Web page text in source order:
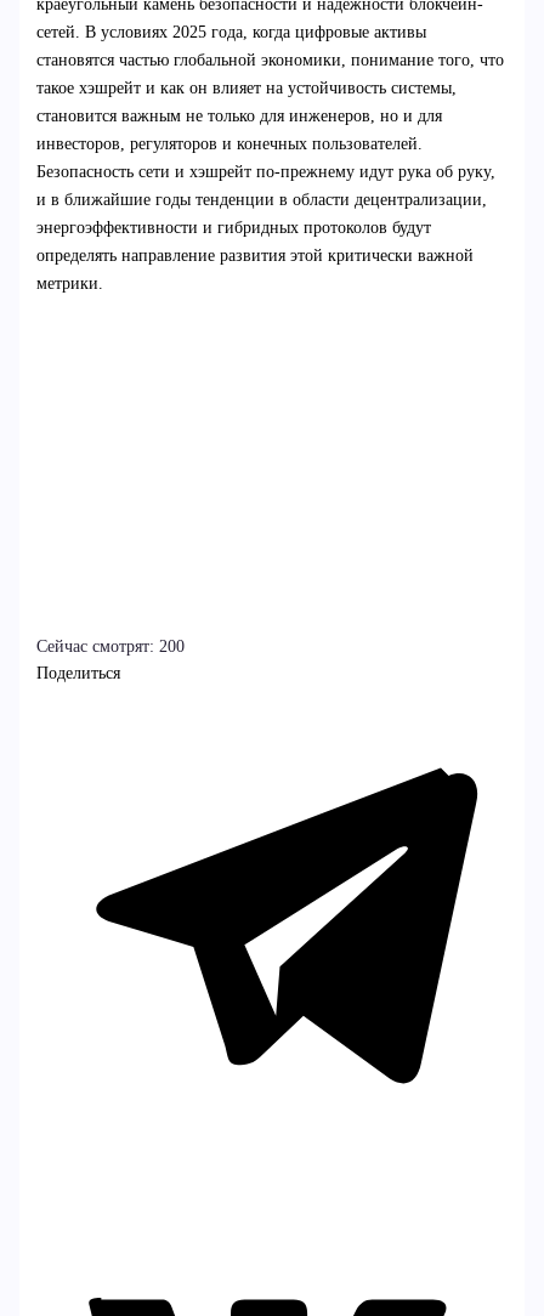
краеугольный камень безопасности и надёжности блокчейн-
сетей. В условиях 2025 года, когда цифровые активы
становятся частью глобальной экономики, понимание того, что
такое хэшрейт и как он влияет на устойчивость системы,
становится важным не только для инженеров, но и для
инвесторов, регуляторов и конечных пользователей.
Безопасность сети и хэшрейт по-прежнему идут рука об руку,
и в ближайшие годы тенденции в области децентрализации,
энергоэффективности и гибридных протоколов будут
определять направление развития этой критически важной
метрики.
Сейчас смотрят: 200
Поделиться